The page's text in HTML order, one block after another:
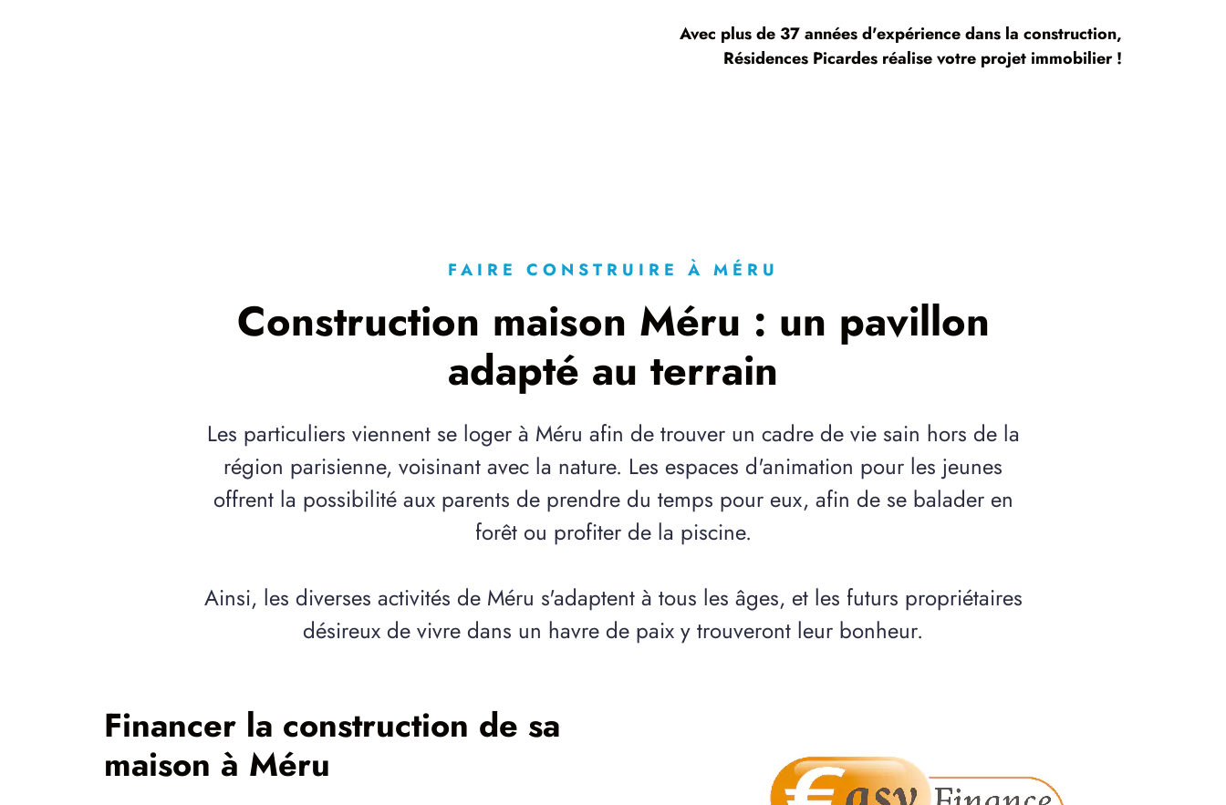
Avec plus de 37 années d'expérience dans la construction,
Résidences Picardes réalise votre projet immobilier !
FAIRE CONSTRUIRE À MÉRU
Construction maison Méru : un pavillon
adapté au terrain
Les particuliers viennent se loger à Méru afin de trouver un cadre de vie sain hors de la
région parisienne, voisinant avec la nature. Les espaces d'animation pour les jeunes
offrent la possibilité aux parents de prendre du temps pour eux, afin de se balader en
forêt ou profiter de la piscine.
Ainsi, les diverses activités de Méru s'adaptent à tous les âges, et les futurs propriétaires
désireux de vivre dans un havre de paix y trouveront leur bonheur.
Financer la construction de sa
maison à Méru